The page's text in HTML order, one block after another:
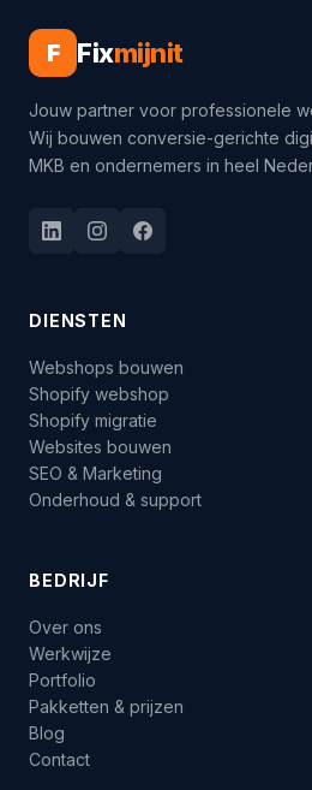
F Fixmijnit
Jouw partner voor professionele
Wij bouwen conversie-gerichte
MKB en ondernemers in heel
DIENSTEN
Webshops bouwen
Shopify webshop
Shopify migratie
Websites bouwen
SEO & Marketing
Onderhoud & support
BEDRIJF
Over ons
Werkwijze
Portfolio
Pakketten & prijzen
Blog
Contact